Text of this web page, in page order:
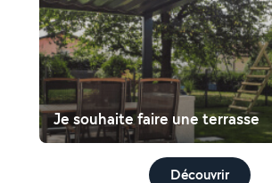
Je souhaite faire une terrasse
Découvrir